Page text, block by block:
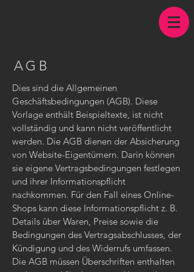
AGB
Dies sind die Allgemeinen
Geschäftsbedingungen (AGB). Diese
Vorlage enthält Beispieltexte, ist nicht
vollständig und kann nicht veröffentlicht
werden. Die AGB dienen der Absicherung
von Website-Eigentümern. Darin können
sie eigene Vertragsbedingungen festlegen
und ihrer Informationspflicht
nachkommen. Für den Fall eines Online-
Shops kann diese Informationspflicht z. B.
Details über Waren, Preise sowie die
Bedingungen des Vertragsabschlusses, der
Kündigung und des Widerrufs umfassen.
Die AGB müssen Überschriften enthalten